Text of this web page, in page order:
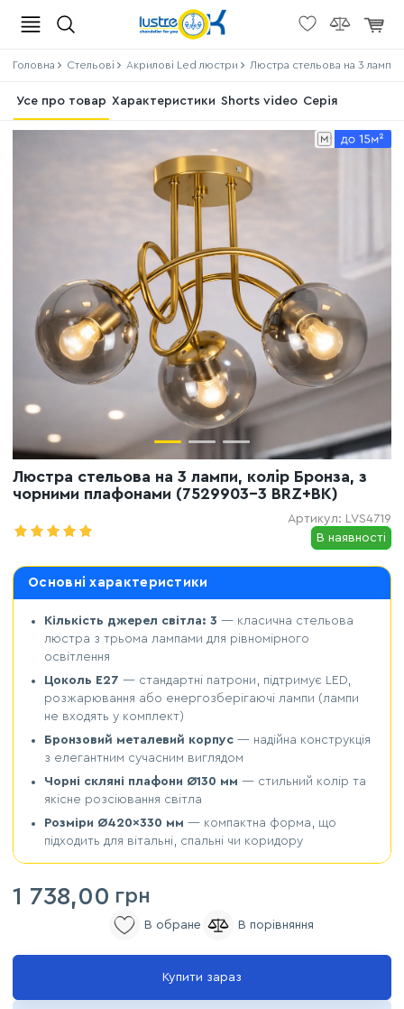
Головна Стельові Акрилові Led люстри Люстра стельова на 3
Усе про товар Характеристики Shorts video Серія
Люстра стельова на 3 лампи, колір Бронза, з
чорними плафонами (7529903-3 BRZ+BK)
Артикул: LVS4719
В наявності
Основні характеристики
Кількість джерел світла: 3 — класична стельова
люстра з трьома лампами для рівномірного
освітлення
Цоколь E27 — стандартні патрони, підтримує LED,
розжарювання або енергозберігаючі лампи (лампи
не входять у комплект)
Бронзовий металевий корпус — надійна конструкція
з елегантним сучасним виглядом
Чорні скляні плафони Ø130 мм — стильний колір та
якісне розсіювання світла
Розміри Ø420×330 мм — компактна форма, що
підходить для вітальні, спальні чи коридору
1 738,00 грн
Купити зараз